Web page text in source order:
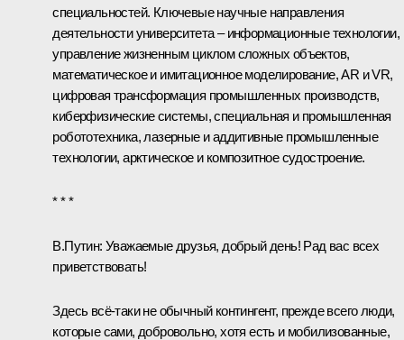
специальностей. Ключевые научные направления
деятельности университета – информационные технологии,
управление жизненным циклом сложных объектов,
математическое и имитационное моделирование, AR и VR,
цифровая трансформация промышленных производств,
киберфизические системы, специальная и промышленная
робототехника, лазерные и аддитивные промышленные
технологии, арктическое и композитное судостроение.
* * *
В.Путин: Уважаемые друзья, добрый день! Рад вас всех
приветствовать!
Здесь всё-таки не обычный контингент, прежде всего люди,
которые сами, добровольно, хотя есть и мобилизованные,